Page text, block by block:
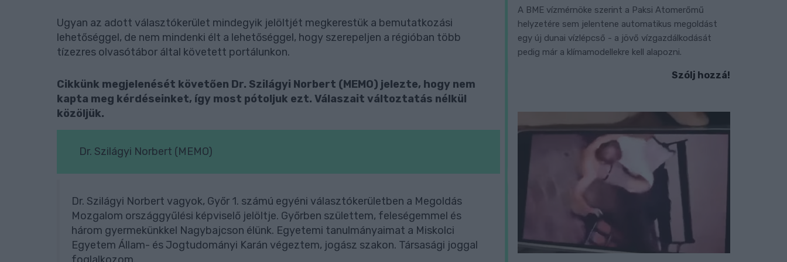
Ugyan az adott választókerület mindegyik jelöltjét megkerestük a bemutatkozási
lehetőséggel, de nem mindenki élt a lehetőséggel, hogy szerepeljen a régióban több
tízezres olvasótábor által követett portálunkon.
Cikkünk megjelenését követően Dr. Szilágyi Norbert (MEMO) jelezte, hogy nem
kapta meg kérdéseinket, így most pótoljuk ezt. Válaszait változtatás nélkül
közöljük.
Dr. Szilágyi Norbert (MEMO)
Dr. Szilágyi Norbert vagyok, Győr 1. számú egyéni választókerületben a Megoldás
Mozgalom országgyűlési képviselő jelöltje. Győrben születtem, feleségemmel és
három gyermekünkkel Nagybajcson élünk. Egyetemi tanulmányaimat a Miskolci
Egyetem Állam- és Jogtudományi Karán végeztem, jogász szakon. Társasági joggal
A BME vízmérnöke szerint a Paksi Atomerőmű
helyzetére sem jelentene automatikus megoldást
egy új dunai vízlépcső - a jövő vízgazdálkodását
pedig már a klímamodellekre kell alapozni.
Szólj hozzá!